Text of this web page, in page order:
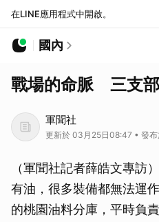
在LINE應用程式中開啟。
國內
戰場的命脈 三支
軍聞社
更新於 03月25日08:47 • 發
（軍聞社記者薛皓文專訪
有油，很多裝備都無法運
的桃園油料分庫，平時負